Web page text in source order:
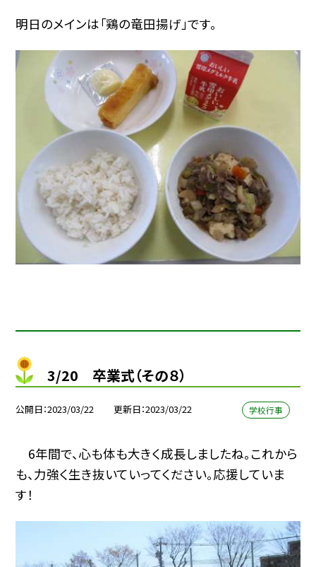
明日のメインは「鶏の竜田揚げ」です。
3/20 卒業式（その８）
公開日 2023/03/22 更新日 2023/03/22 学校行事
6年間で、心も体も大きく成長しましたね。これから
も、力強く生き抜いていってください。応援していま
す！